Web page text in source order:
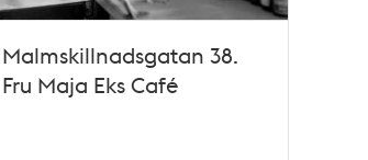
Malmskillnadsgatan 38.
Fru Maja Eks Café